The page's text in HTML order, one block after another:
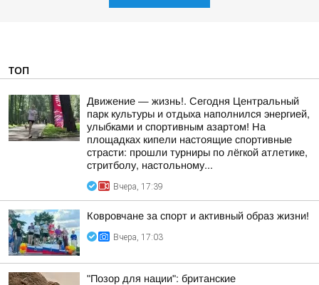
ТОП
Движение — жизнь!. Сегодня Центральный
парк культуры и отдыха наполнился энергией,
улыбками и спортивным азартом! На
площадках кипели настоящие спортивные
страсти: прошли турниры по лёгкой атлетике,
стритболу, настольному...
Вчера, 17:39
Ковровчане за спорт и активный образ жизни!
Вчера, 17:03
"Позор для нации": британские